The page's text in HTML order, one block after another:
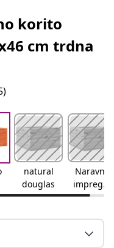
korito
cm trdna
natural
douglas
Naravno
impregni
rano